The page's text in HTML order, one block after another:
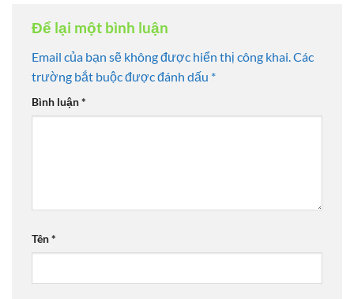
Để lại một bình luận
Email của bạn sẽ không được hiển thị công khai.Các
trường bắt buộc được đánh dấu *
Bình luận*
Tên*